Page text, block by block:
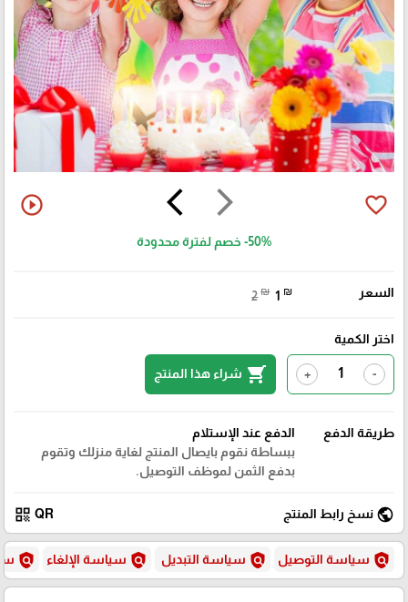
arrow_forward_ios
arrow_back_ios favorite_border
play_circle_outline
-50% خصم لفترة محدودة
السعر 2 ₪ 1 ₪
اختر الكمية
-
+
shopping_cart شراء هذا المنتج
طريقة الدفع
الدفع عند الإستلام
ببساطة نقوم بايصال المنتج لغاية منزلك وتقوم
بدفع الثمن لموظف التوصيل.
public نسخ رابط المنتج QR
qr_code
policy سياسة التوصيل policy سياسة التبديل policy سياسة الإلغاء policy